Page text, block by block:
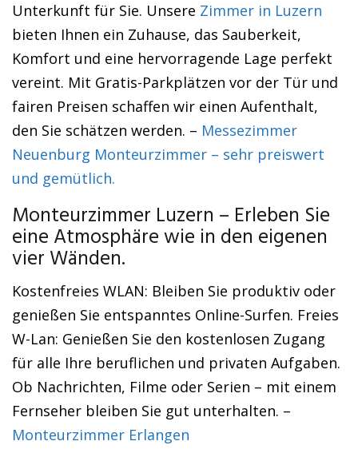
Unterkunft für Sie. Unsere Zimmer in Luzern
bieten Ihnen ein Zuhause, das Sauberkeit,
Komfort und eine hervorragende Lage perfekt
vereint. Mit Gratis-Parkplätzen vor der Tür und
fairen Preisen schaffen wir einen Aufenthalt,
den Sie schätzen werden. – Messezimmer
Neuenburg Monteurzimmer – sehr preiswert
und gemütlich.
Monteurzimmer Luzern – Erleben Sie
eine Atmosphäre wie in den eigenen
vier Wänden.
Kostenfreies WLAN: Bleiben Sie produktiv oder
genießen Sie entspanntes Online-Surfen. Freies
W-Lan: Genießen Sie den kostenlosen Zugang
für alle Ihre beruflichen und privaten Aufgaben.
Ob Nachrichten, Filme oder Serien – mit einem
Fernseher bleiben Sie gut unterhalten. –
Monteurzimmer Erlangen